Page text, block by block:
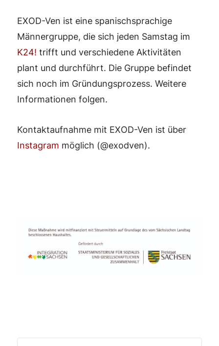
EXOD-Ven ist eine spanischsprachige
Männergruppe, die sich jeden Samstag im
K24! trifft und verschiedene Aktivitäten
plant und durchführt. Die Gruppe befindet
sich noch im Gründungsprozess. Weitere
Informationen folgen.
Kontaktaufnahme mit EXOD-Ven ist über
Instagram möglich (@exodven).